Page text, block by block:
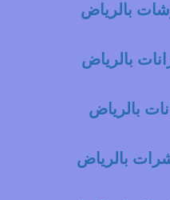
بالرياض
بالرياض
بالرياض
بالرياض